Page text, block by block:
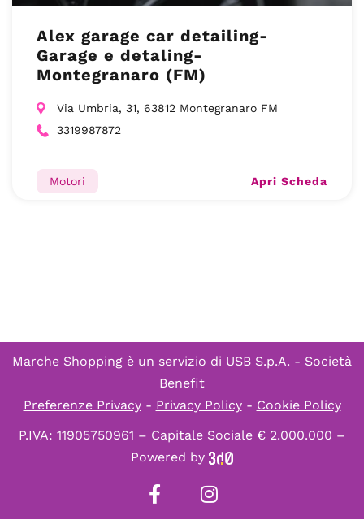
Alex garage car detailing-
Garage e detaling-
Montegranaro (FM)
Via Umbria, 31, 63812 Montegranaro FM
3319987872
Motori Apri Scheda
Marche Shopping è un servizio di USB S.p.A. - Società
Benefit
Preferenze Privacy- Privacy Policy- Cookie Policy
P.IVA: 11905750961 – Capitale Sociale € 2.000.000 –
Powered by